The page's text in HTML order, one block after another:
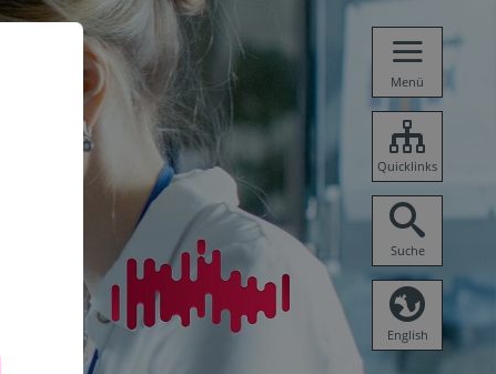
Menü
Quicklinks
Suche
English